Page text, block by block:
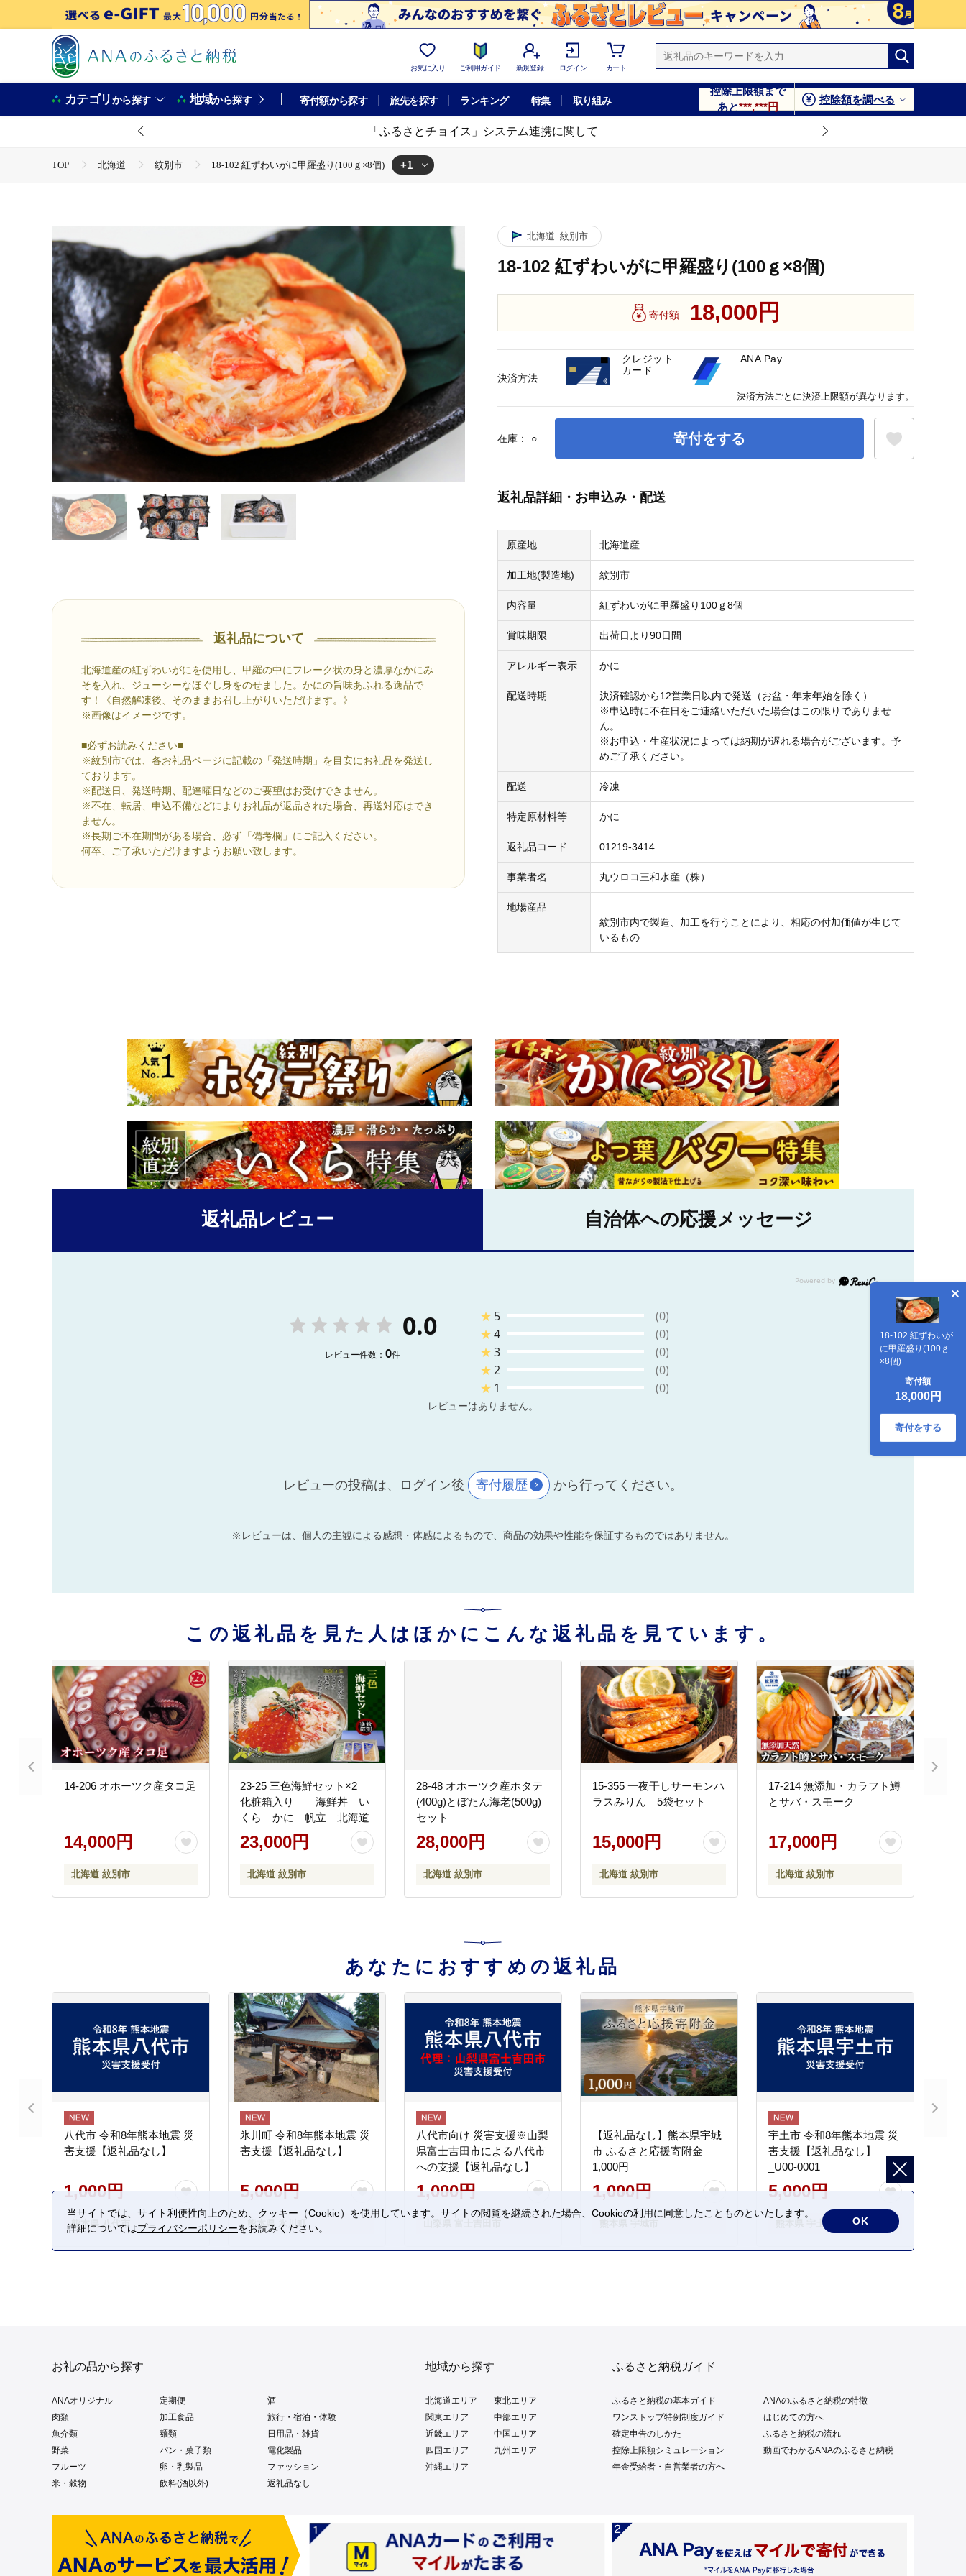
お気に入り ご利用ガイド 新規登録 ログイン カート
カテゴリから探す 地域から探す 寄付額から探す 旅先を探す ランキング 特集 取り組み
控除上限額まで
あと***,***円
控除額を調べる
「ふるさとチョイス」システム連携に関して
TOP 北海道 紋別市 18-102 紅ずわいがに甲羅盛り(100ｇ×8個) +1
返礼品について
北海道産の紅ずわいがにを使用し、甲羅の中にフレーク状の身と濃厚なかにみ
そを入れ、ジューシーなほぐし身をのせました。かにの旨味あふれる逸品で
す！《自然解凍後、そのままお召し上がりいただけます。》
※画像はイメージです。
■必ずお読みください■
※紋別市では、各お礼品ページに記載の「発送時期」を目安にお礼品を発送し
ております。
※配送日、発送時期、配達曜日などのご要望はお受けできません。
※不在、転居、申込不備などによりお礼品が返品された場合、再送対応はでき
ません。
※長期ご不在期間がある場合、必ず「備考欄」にご記入ください。
何卒、ご了承いただけますようお願い致します。
北海道 紋別市
18-102 紅ずわいがに甲羅盛り(100ｇ×8個)
寄付額 18,000円
在庫： ○ 寄付をする
18-102 紅ずわいが
に甲羅盛り(100ｇ
×8個)
寄付額
18,000円
寄付をする
返礼品詳細・お申込み・配送
原産地 北海道産
加工地(製造地) 紋別市
内容量 紅ずわいがに甲羅盛り100ｇ8個
賞味期限 出荷日より90日間
アレルギー表示 かに
配送時期
決済確認から12営業日以内で発送（お盆・年末年始を除く）
※申込時に不在日をご連絡いただいた場合はこの限りでありませ
ん。
※お申込・生産状況によっては納期が遅れる場合がございます。予
めご了承ください。
配送 冷凍
特定原材料等 かに
返礼品コード 01219-3414
事業者名 丸ウロコ三和水産（株）
地場産品
紋別市内で製造、加工を行うことにより、相応の付加価値が生じて
いるもの
決済方法
クレジット
カード
ANA Pay
決済方法ごとに決済上限額が異なります。
返礼品レビュー 自治体への応援メッセージ
0.0
レビュー件数： 0件
★ 5
(0)
★4
(0)
★3
(0)
★2
(0)
★ 1 (0)
レビューはありません。
レビューの投稿は、ログイン後 寄付履歴 から行ってください。
※レビューは、個人の主観による感想・体感によるもので、商品の効果や性能を保証するものではありません。
この返礼品を見た人はほかにこんな返礼品を見ています。
14-206 オホーツク産タコ足
14,000円
北海道 紋別市
23-25 三色海鮮セット×2
化粧箱入り ｜海鮮丼 い
くら かに 帆立 北海道
23,000円
北海道 紋別市
28-48 オホーツク産ホタテ
(400g)とぼたん海老(500g)
セット
28,000円
北海道 紋別市
15-355 一夜干しサーモンハ
ラスみりん 5袋セット
15,000円
北海道 紋別市
17-214 無添加・カラフト鱒
とサバ・スモーク
17,000円
北海道 紋別市
あなたにおすすめの返礼品
八代市 令和8年熊本地震 災
害支援【返礼品なし】
1,000円
熊本県 八代市
氷川町 令和8年熊本地震 災
害支援【返礼品なし】
5,000円
熊本県 氷川町
八代市向け 災害支援※山梨
県富士吉田市による八代市
への支援【返礼品なし】
1,000円
【返礼品なし】熊本県宇城
市 ふるさと応援寄附金
1,000円
1,000円
宇土市 令和8年熊本地震 災
害支援【返礼品なし】
_U00-0001
5,000円
熊本県 宇土市
お礼の品から探す
ANAオリジナル 定期便
酒
肉類
加工食品
旅行・宿泊・体験
魚介類
麺類
日用品・雑貨
野菜
パン・菓子類
電化製品
フルーツ
卵・乳製品
ファッション
米・穀物
飲料(酒以外) 返礼品なし
地域から探す
北海道エリア
東北エリア
関東エリア
中部エリア
近畿エリア
中国エリア
四国エリア
九州エリア
沖縄エリア
ふるさと納税ガイド
ふるさと納税の基本ガイド
ANAのふるさと納税の特徴
ワンストップ特例制度ガイド
はじめての方へ
確定申告のしかた
ふるさと納税の流れ
控除上限額シミュレーション
動画でわかるANAのふるさと納税
年金受給者・自営業者の方へ
当サイトでは、サイト利便性向上のため、クッキー（Cookie）を使用しています。サイトの閲覧を継続された場合、Cookieの利用に同意したことものといたします。
詳細についてはプライバシーポリシーをお読みください。
OK